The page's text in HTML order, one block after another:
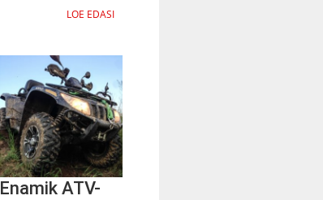
LOE EDASI
Enamik ATV-